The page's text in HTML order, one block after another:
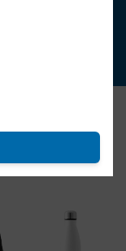
collezione firmata